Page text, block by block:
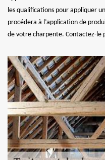
les qualifications pour appliquer
procédera à l’application de
de votre charpente. Contactez-le